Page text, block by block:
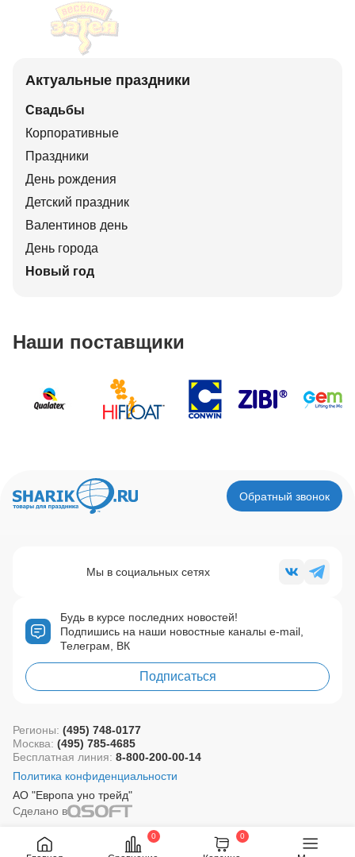
0 0
Актуальные праздники
Свадьбы
Корпоративные
Праздники
День рождения
Детский праздник
Валентинов день
День города
Новый год
Наши поставщики
Обратный звонок
Будь в курсе последних новостей!
Подпишись на наши новостные каналы e-mail,
Телеграм, ВК
Подписаться
Мы в социальных сетях
АО "Европа уно трейд"
Регионы: (495) 748-0177
Москва: (495) 785-4685
Бесплатная линия: 8-800-200-00-14
Политика конфиденциальности
Сделано в